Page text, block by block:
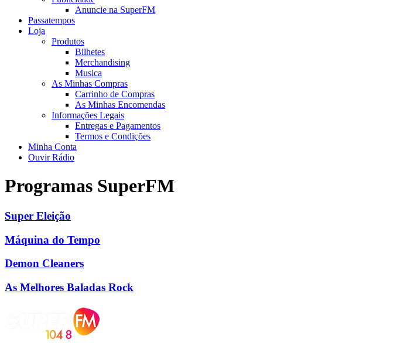
Anuncie na SuperFM
Passatempos
Loja
Produtos
Bilhetes
Merchandising
Musica
As Minhas Compras
Carrinho de Compras
As Minhas Encomendas
Informações Legais
Entregas e Pagamentos
Termos e Condições
Minha Conta
Ouvir Rádio
Programas SuperFM
Super Eleição
Máquina do Tempo
Demon Cleaners
As Melhores Baladas Rock